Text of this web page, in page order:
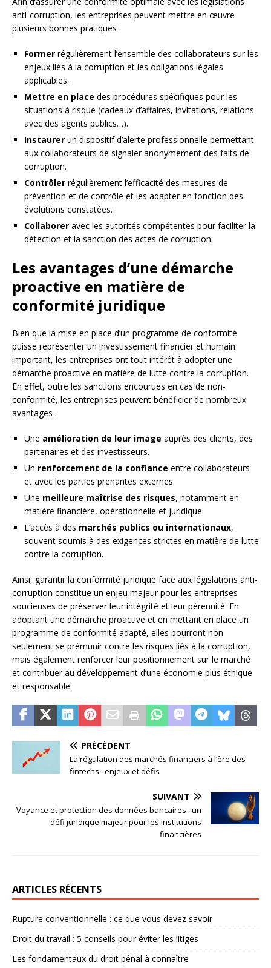
anti-corruption, les entreprises peuvent mettre en œuvre
plusieurs bonnes pratiques :
Former régulièrement l’ensemble des collaborateurs sur les
enjeux liés à la corruption et les obligations légales
applicables.
Mettre en place des procédures spécifiques pour les
situations à risque (cadeaux d’affaires, invitations, relations
avec des agents publics…).
Instaurer un dispositif d’alerte professionnelle permettant
aux collaborateurs de signaler anonymement des faits de
corruption.
Contrôler régulièrement l’efficacité des mesures de
prévention et de contrôle et les adapter en fonction des
évolutions constatées.
Collaborer avec les autorités compétentes pour faciliter la
détection et la sanction des actes de corruption.
Les avantages d’une démarche
proactive en matière de
conformité juridique
Bien que la mise en place d’un programme de conformité
puisse représenter un investissement financier et humain
important, les entreprises ont tout intérêt à adopter une
démarche proactive en matière de lutte contre la corruption.
En effet, outre les sanctions encourues en cas de non-
conformité, les entreprises peuvent bénéficier de nombreux
avantages :
Une amélioration de leur image auprès des clients, des
partenaires et des investisseurs.
Un renforcement de la confiance entre collaborateurs
et avec les parties prenantes externes.
Une meilleure maîtrise des risques, notamment en
matière financière, opérationnelle et juridique.
L’accès à des marchés publics ou internationaux,
souvent soumis à des exigences strictes en matière de lutte
contre la corruption.
Ainsi, garantir la conformité juridique face aux législations anti-
corruption constitue un enjeu majeur pour les entreprises
soucieuses de préserver leur intégrité et leur pérennité. En
adoptant une démarche proactive et en mettant en place un
programme de conformité adapté, elles pourront non
seulement se prémunir contre les risques liés à la corruption,
mais également renforcer leur positionnement sur le marché
et contribuer au développement d’une économie plus éthique
et responsable.
PRÉCÉDENT
La régulation des marchés financiers à l’ère des
fintechs : enjeux et défis
SUIVANT
Voyance et protection des données bancaires : un
défi juridique majeur pour les institutions
financières
ARTICLES RÉCENTS
Rupture conventionnelle : ce que vous devez savoir
Droit du travail : 5 conseils pour éviter les litiges
Les fondamentaux du droit pénal à connaître